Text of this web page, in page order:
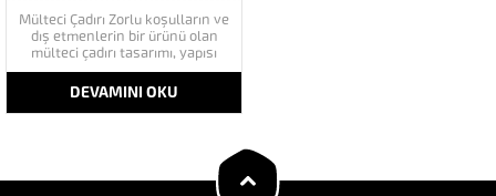
Mülteci Çadırı Zorlu koşulların ve
dış etmenlerin bir ürünü olan
mülteci çadırı tasarımı, yapısı
gereğince konaklamak için
düşünülmüş, özellikle uzun
vadeli ihtimaller göz önünde
bulundurularak üretilmiştir.
İskan Çadırlarıdır. Çünkü ülkemiz
birinci dereceden deprem
DEVAMINI OKU